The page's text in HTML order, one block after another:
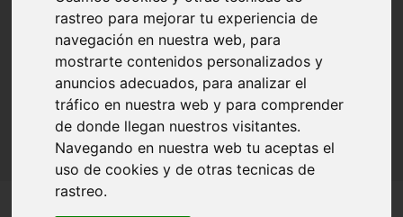
rastreo para mejorar tu experiencia de
navegación en nuestra web, para
mostrarte contenidos personalizados y
anuncios adecuados, para analizar el
tráfico en nuestra web y para comprender
de donde llegan nuestros visitantes.
Navegando en nuestra web tu aceptas el
uso de cookies y de otras tecnicas de
rastreo.
ALQUILAR AMIGO
Inicio Amigos Barcelona Rolando Cruz